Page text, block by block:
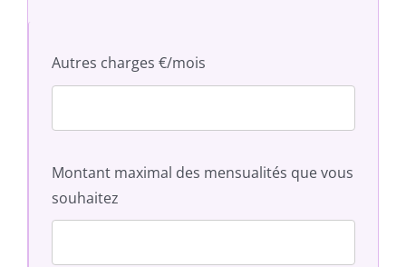
Autres charges €/mois
Montant maximal des mensualités que vous
souhaitez